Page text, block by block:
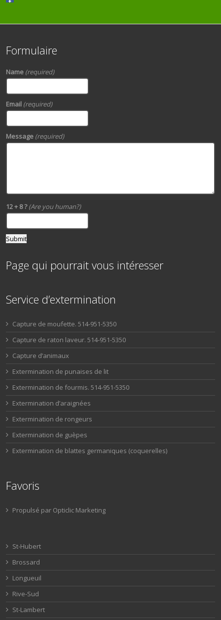
Formulaire
Name (required)
Email (required)
Message (required)
12 + 8 ?(Are you human?)
Page qui pourrait vous intéresser
Service d’extermination
Capture de moufette. 514-951-5350
Capture de raton laveur. 514-951-5350
Capture d’animaux
Extermination de punaises de lit
Extermination de fourmis. 514-951-5350
Extermination d’araignées
Extermination de rongeurs
Extermination de guèpes
Extermination de blattes germaniques (coquerelles)
Favoris
Propulsé par Opticlic Marketing
St-Hubert
Brossard
Longueuil
Rive-Sud
St-Lambert